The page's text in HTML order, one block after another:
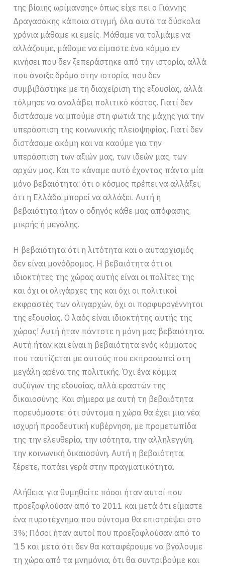
της βίαιης ωρίμανσης» όπως είχε πει ο Γιάννης
Δραγασάκης κάποια στιγμή, όλα αυτά τα δύσκολα
χρόνια μάθαμε κι εμείς. Μάθαμε να τολμάμε να
αλλάζουμε, μάθαμε να είμαστε ένα κόμμα εν
κινήσει που δεν ξεπεράστηκε από την ιστορία, αλλά
που άνοιξε δρόμο στην ιστορία, που δεν
συμβιβάστηκε με τη διαχείριση της εξουσίας, αλλά
τόλμησε να αναλάβει πολιτικό κόστος. Γιατί δεν
διστάσαμε να μπούμε στη φωτιά της μάχης για την
υπεράσπιση της κοινωνικής πλειοψηφίας. Γιατί δεν
διστάσαμε ακόμη και να καούμε για την
υπεράσπιση των αξιών μας, των ιδεών μας, των
αρχών μας. Και το κάναμε αυτό έχοντας πάντα μία
μόνο βεβαιότητα: ότι ο κόσμος πρέπει να αλλάξει,
ότι η Ελλάδα μπορεί να αλλάξει. Αυτή η
βεβαιότητα ήταν ο οδηγός κάθε μας απόφασης,
μικρής ή μεγάλης.
Η βεβαιότητα ότι η λιτότητα και ο αυταρχισμός
δεν είναι μονόδρομος. Η βεβαιότητα ότι οι
ιδιοκτήτες της χώρας αυτής είναι οι πολίτες της
και όχι οι ολιγάρχες της και όχι οι πολιτικοί
εκφραστές των ολιγαρχών, όχι οι πορφυρογέννητοι
της εξουσίας. Ο λαός είναι ιδιοκτήτης αυτής της
χώρας! Αυτή ήταν πάντοτε η μόνη μας βεβαιότητα.
Αυτή ήταν και είναι η βεβαιότητα ενός κόμματος
που ταυτίζεται με αυτούς που εκπροσωπεί στη
μεγάλη αρένα της πολιτικής. Όχι ένα κόμμα
συζύγων της εξουσίας, αλλά εραστών της
δικαιοσύνης. Και σήμερα με αυτή τη βεβαιότητα
πορευόμαστε: ότι σύντομα η χώρα θα έχει μια νέα
ισχυρή προοδευτική κυβέρνηση, με προμετωπίδα
της την ελευθερία, την ισότητα, την αλληλεγγύη,
την κοινωνική δικαιοσύνη. Αυτή η βεβαιότητα,
ξέρετε, πατάει γερά στην πραγματικότητα.
Αλήθεια, για θυμηθείτε πόσοι ήταν αυτοί που
προεξοφλούσαν από το 2011 και μετά ότι είμαστε
ένα πυροτέχνημα που σύντομα θα επιστρέψει στο
3%; Πόσοι ήταν αυτοί που προεξοφλούσαν από το
’15 και μετά ότι δεν θα καταφέρουμε να βγάλουμε
τη χώρα από τα μνημόνια, ότι θα συντριβούμε και